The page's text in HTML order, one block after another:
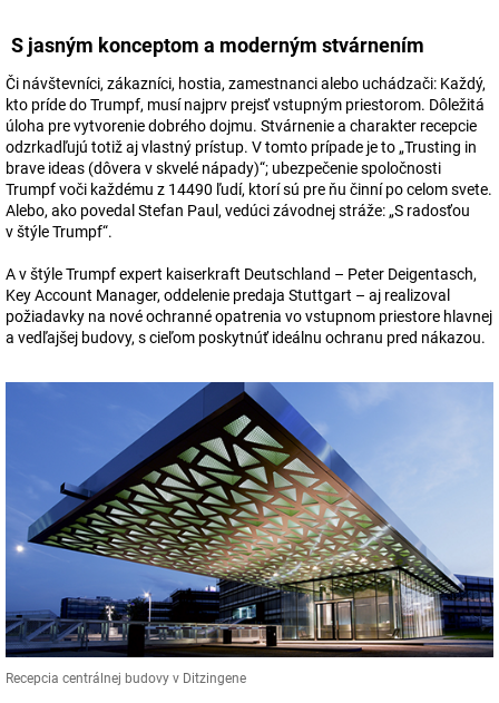
S jasným konceptom a moderným stvárnením
Či návštevníci, zákazníci, hostia, zamestnanci alebo uchádzači: Každý,
kto príde do Trumpf, musí najprv prejsť vstupným priestorom. Dôležitá
úloha pre vytvorenie dobrého dojmu. Stvárnenie a charakter recepcie
odzrkadľujú totiž aj vlastný prístup. V tomto prípade je to „Trusting in
brave ideas (dôvera v skvelé nápady)“; ubezpečenie spoločnosti
Trumpf voči každému z 14490 ľudí, ktorí sú pre ňu činní po celom svete.
Alebo, ako povedal Stefan Paul, vedúci závodnej stráže: „S radosťou
v štýle Trumpf“.
A v štýle Trumpf expert kaiserkraft Deutschland – Peter Deigentasch,
Key Account Manager, oddelenie predaja Stuttgart – aj realizoval
požiadavky na nové ochranné opatrenia vo vstupnom priestore hlavnej
a vedľajšej budovy, s cieľom poskytnúť ideálnu ochranu pred nákazou.
Recepcia centrálnej budovy v Ditzingene